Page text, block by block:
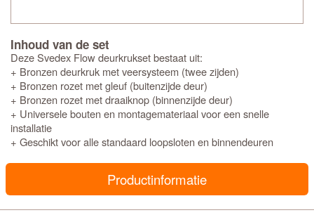
Inhoud van de set
Deze Svedex Flow deurkrukset bestaat uit:
+ Bronzen deurkruk met veersysteem (twee zijden)
+ Bronzen rozet met gleuf (buitenzijde deur)
+ Bronzen rozet met draaiknop (binnenzijde deur)
+ Universele bouten en montagemateriaal voor een snelle
installatie
+ Geschikt voor alle standaard loopsloten en binnendeuren
Productinformatie